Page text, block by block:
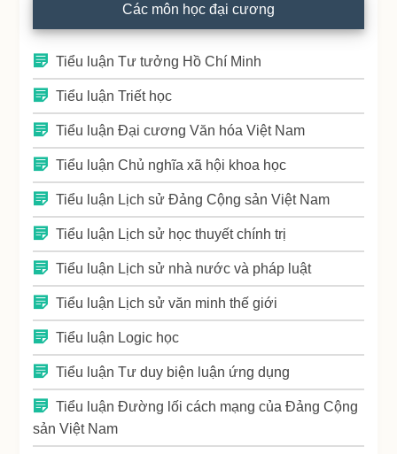
Các môn học đại cương
Tiểu luận Tư tưởng Hồ Chí Minh
Tiểu luận Triết học
Tiểu luận Đại cương Văn hóa Việt Nam
Tiểu luận Chủ nghĩa xã hội khoa học
Tiểu luận Lịch sử Đảng Cộng sản Việt Nam
Tiểu luận Lịch sử học thuyết chính trị
Tiểu luận Lịch sử nhà nước và pháp luật
Tiểu luận Lịch sử văn minh thế giới
Tiểu luận Logic học
Tiểu luận Tư duy biện luận ứng dụng
Tiểu luận Đường lối cách mạng của Đảng Cộng
sản Việt Nam